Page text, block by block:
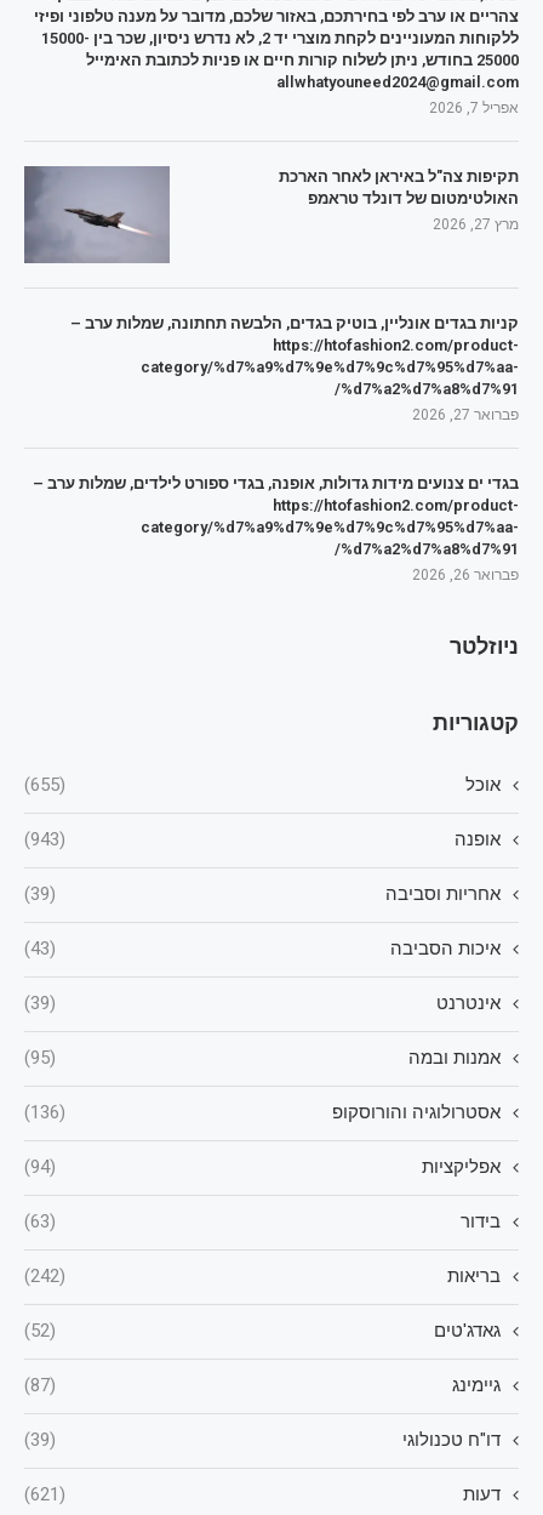
צהריים או ערב לפי בחירתכם, באזור שלכם, מדובר על מענה טלפוני ופיזי
ללקוחות המעוניינים לקחת מוצרי יד 2, לא נדרש ניסיון, שכר בין 15000-
25000 בחודש, ניתן לשלוח קורות חיים או פניות לכתובת האימייל
allwhatyouneed2024@gmail.com
אפריל 7, 2026
תקיפות צה"ל באיראן לאחר הארכת
האולטימטום של דונלד טראמפ
מרץ 27, 2026
קניות בגדים אונליין, בוטיק בגדים, הלבשה תחתונה, שמלות ערב –
https://htofashion2.com/product-
category/%d7%a9%d7%9e%d7%9c%d7%95%d7%aa-
%d7%a2%d7%a8%d7%91/
פברואר 27, 2026
בגדי ים צנועים מידות גדולות, אופנה, בגדי ספורט לילדים, שמלות ערב –
https://htofashion2.com/product-
category/%d7%a9%d7%9e%d7%9c%d7%95%d7%aa-
%d7%a2%d7%a8%d7%91/
פברואר 26, 2026
ניוזלטר
קטגוריות
אוכל (655)
אופנה (943)
אחריות וסביבה (39)
איכות הסביבה (43)
אינטרנט (39)
אמנות ובמה (95)
אסטרולוגיה והורוסקופ (136)
אפליקציות (94)
בידור (63)
בריאות (242)
גאדג'טים (52)
גיימינג (87)
דו"ח טכנולוגי (39)
דעות (621)